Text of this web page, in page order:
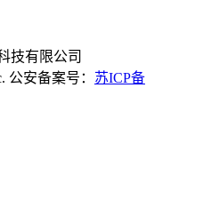
技有限公司
公安备案号： 苏ICP备